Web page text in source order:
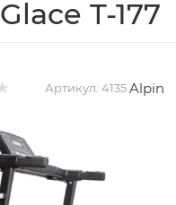
T-177
Артикул: 4135Alpin